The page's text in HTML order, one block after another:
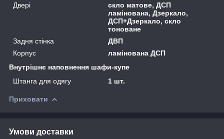
Двері
скло матове, ДСП
ламінована, Дзеркало,
ДСП+Дзеркало, скло
тоноване
Задня стінка
ДВП
Корпус
ламінована ДСП
Внутрішнє наповнення шафи-купе
Штанга для одягу
1 шт.
Приховати
Умови доставки